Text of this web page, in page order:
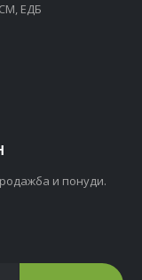
ЕДБ
и понуди.